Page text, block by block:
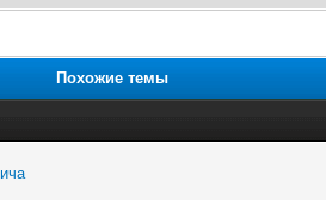
Похожие темы